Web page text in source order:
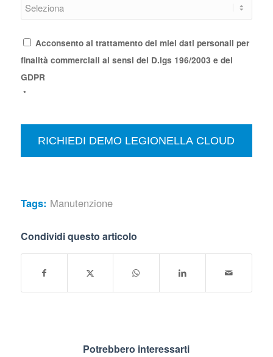
Consenso
Acconsento al trattamento dei miei dati personali per
finalità commerciali ai sensi del D.lgs 196/2003 e del
GDPR
*
Tags: Manutenzione
Condividi questo articolo
Potrebbero interessarti